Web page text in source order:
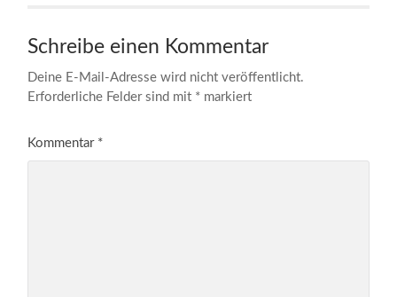
Schreibe einen Kommentar
Deine E-Mail-Adresse wird nicht veröffentlicht.
Erforderliche Felder sind mit * markiert
Kommentar *